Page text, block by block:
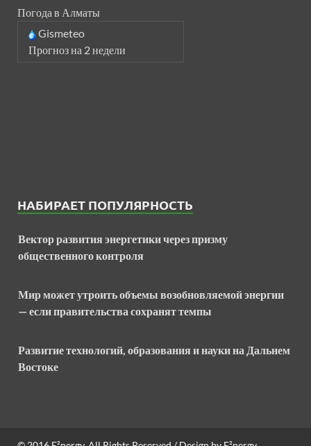
Погода в Алматы
Gismeteo
Прогноз на 2 недели
НАБИРАЕТ ПОПУЛЯРНОСТЬ
Вектор развития энергетики через призму
общественного контроля
Мир может утроить объемы возобновляемой энергии
— если правительства сохранят темпы
Развитие технологий, образования и науки на Дальнем
Востоке